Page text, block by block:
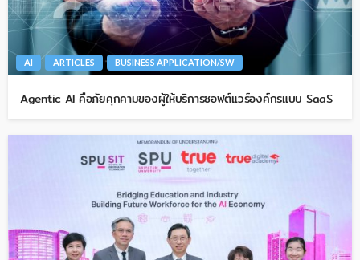
AI ARTICLES BUSINESS APPLICATION/SW
Agentic AI คือภัยคุกคามของผู้ให้บริการซอฟต์แวร์องค์กรแบบ SaaS